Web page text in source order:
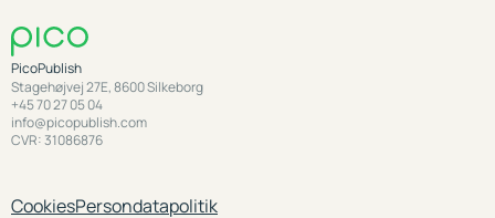
PicoPublish
Stagehøjvej 27E, 8600 Silkeborg
+45 70 27 05 04
info@picopublish.com
CVR: 31086876
CookiesPersondatapolitik